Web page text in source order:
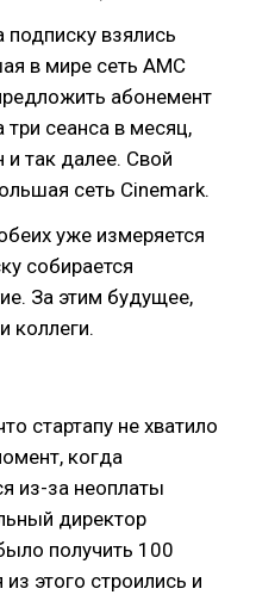
взялись
в мире сеть AMC
абонемент
сеанса в месяц,
и так далее. Свой
сеть Cinemark.
уже измеряется
собирается
За этим будущее,
коллеги.
стартапу не хватило
когда
из-за неоплаты
директор
получить 100
этого строились и